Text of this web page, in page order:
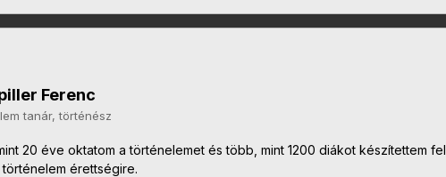
Ferenc
tanár, történész
20 éve oktatom a történelemet és több, mint 1200 diákot készítettem fel
érettségire.